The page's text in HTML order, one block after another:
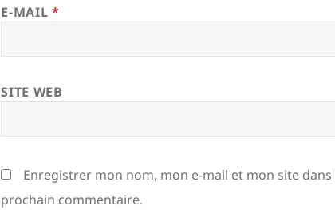
E-MAIL *
SITE WEB
Enregistrer mon nom, mon e-mail et mon site
prochain commentaire.